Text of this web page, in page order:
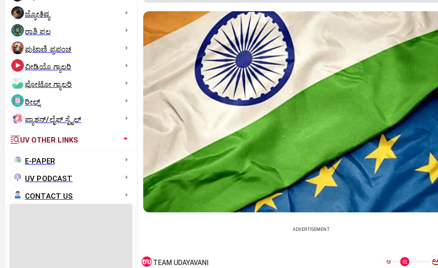
ಜ್ಯೋತಿಷ್ಯ
ರಾಶಿ ಫಲ
ಪುಟಾಣಿ ಪ್ರಪಂಚ
ವೀಡಿಯೊ ಗ್ಯಾಲರಿ
ಫೋಟೋ ಗ್ಯಾಲರಿ
ರೀಲ್ಸ್
ಫ್ಯಾಶನ್/ಲೈಫ್‌ ಸ್ಟೈಲ್
UV OTHER LINKS
E-PAPER
UV PODCAST
CONTACT US
ADVERTISEMENT
TEAM UDAYAVANI ಅ